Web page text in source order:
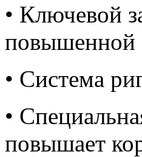
• Ключевой
повышенной
• Система
•
повышает